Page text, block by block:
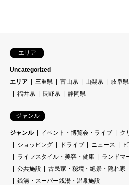
エリア
Uncategorized
エリア
三重県 富山県 山梨県 岐阜県
福井県
長野県 静岡県
ジャンル
ジャンル イベント・博覧会・ライブ ク
ショッピング
ドライブ ニュース
ライフスタイル・美容・健康
ランドマ
公共施設
古民家・秘境・絶景・隠れ家
銭湯・スーパー銭湯・温泉施設